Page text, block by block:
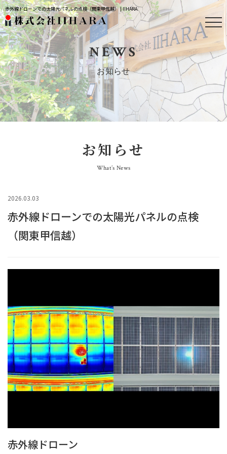
赤外線ドローンでの太陽光パネルの点検（関東甲信越） | IIHARA
NEWS
お知らせ
お知らせ
What’s News
2026.03.03
赤外線ドローンでの太陽光パネルの点検
（関東甲信越）
赤外線ドローン